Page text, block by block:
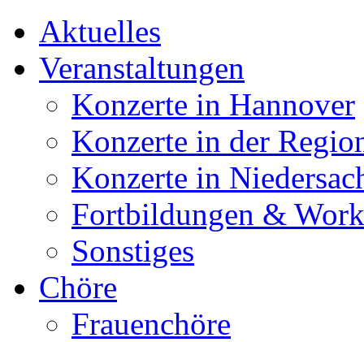
Aktuelles
Veranstaltungen
Konzerte in Hannover
Konzerte in der
Konzerte in
Fortbildungen &
Sonstiges
Chöre
Frauenchöre